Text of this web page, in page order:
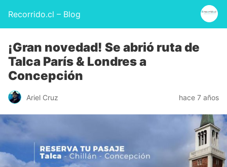
Recorrido.cl – Blog
¡Gran novedad! Se abrió ruta de
Talca París & Londres a
Concepción
Ariel Cruz hace 7 años